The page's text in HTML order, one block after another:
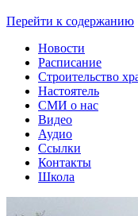
Перейти к содержанию
Новости
Расписание
Строительство
Настоятель
СМИ о нас
Видео
Аудио
Ссылки
Контакты
Школа